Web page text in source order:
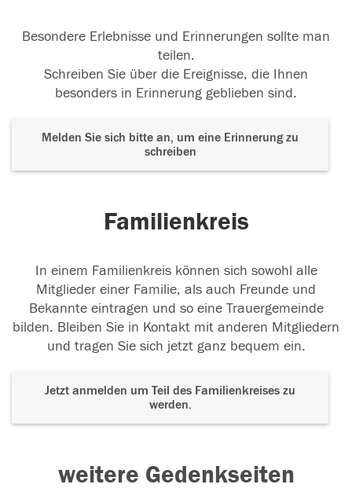
Besondere Erlebnisse und Erinnerungen sollte man
teilen.
Schreiben Sie über die Ereignisse, die Ihnen
besonders in Erinnerung geblieben sind.
Melden Sie sich bitte an, um eine Erinnerung zu
schreiben
Familienkreis
In einem Familienkreis können sich sowohl alle
Mitglieder einer Familie, als auch Freunde und
Bekannte eintragen und so eine Trauergemeinde
bilden. Bleiben Sie in Kontakt mit anderen Mitgliedern
und tragen Sie sich jetzt ganz bequem ein.
Jetzt anmelden um Teil des Familienkreises zu
werden.
weitere Gedenkseiten